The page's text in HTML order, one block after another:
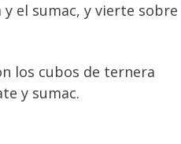
el sumac, y vierte sobre
los cubos de ternera
y sumac.